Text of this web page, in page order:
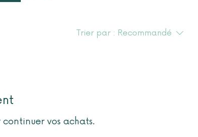
Trier par : Recommandé
vos achats.